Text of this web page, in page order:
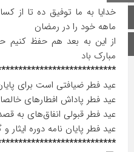
صفحه اصلی
اینستاگرام
خدایا به ما توفیق ده تا از
ماهه خود را در رمضان
از این به بعد هم حفظ کنیم
مبارک باد
عید فطر ضیافتی است برای
عید فطر پاداش افطار‌های
عید فطر قبولی انفاق‌های به
عید فطر پایان نامه دوره